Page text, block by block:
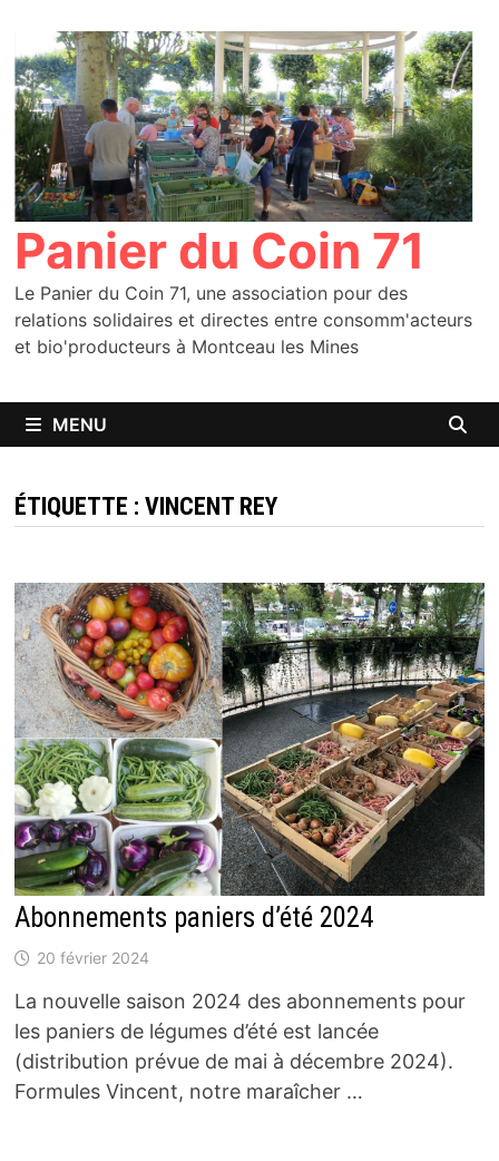
contenu
Panier du Coin 71
Le Panier du Coin 71, une association pour des
relations solidaires et directes entre consomm'acteurs
et bio'producteurs à Montceau les Mines
MENU
ÉTIQUETTE : VINCENT REY
Abonnements paniers d’été 2024
20 février 2024
La nouvelle saison 2024 des abonnements pour
les paniers de légumes d’été est lancée
(distribution prévue de mai à décembre 2024).
Formules Vincent, notre maraîcher …